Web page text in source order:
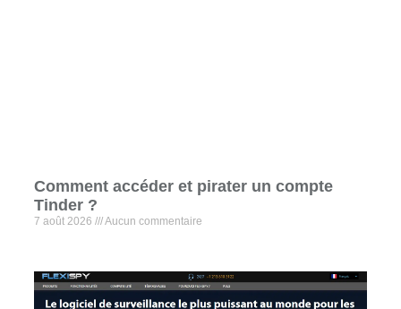
Comment accéder et pirater un compte
Tinder ?
7 août 2026 Aucun commentaire